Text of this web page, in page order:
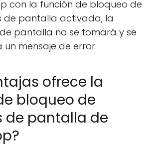
con la función de bloqueo de
de pantalla activada, la
pantalla no se tomará y se
mensaje de error.
ofrece la
bloqueo de
de pantalla de